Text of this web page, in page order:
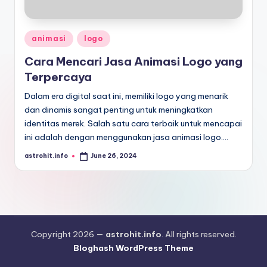
Posted
in
animasi logo
Cara Mencari Jasa Animasi Logo yang
Terpercaya
Dalam era digital saat ini, memiliki logo yang menarik
dan dinamis sangat penting untuk meningkatkan
identitas merek. Salah satu cara terbaik untuk mencapai
ini adalah dengan menggunakan jasa animasi logo.…
Posted
astrohit.info June 26, 2024
Copyright 2026 — astrohit.info. All rights reserved.
Bloghash WordPress Theme